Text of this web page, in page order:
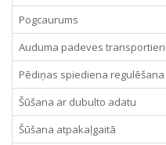
Pogcaurums
Auduma padeves
Pēdiņas spiediena regulēšana
Šūšana ar dubulto adatu
Šūšana atpakaļgaitā